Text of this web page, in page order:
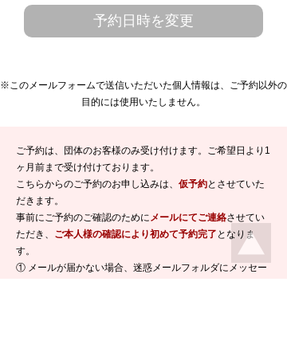
予約日時を変更
※このメールフォームで送信いただいた個人情報は、ご予約以外の
目的には使用いたしません。
ご予約は、団体のお客様のみ受け付けます。ご希望日より1
ヶ月前まで受け付けております。
こちらからのご予約のお申し込みは、 仮予約とさせていた
だきます。
事前にご予約のご確認のためにメールにてご連絡させてい
ただき、 ご本人様の確認により初めて予約完了 となりま
す。
① メールが届かない場合、迷惑メールフォルダにメッセー